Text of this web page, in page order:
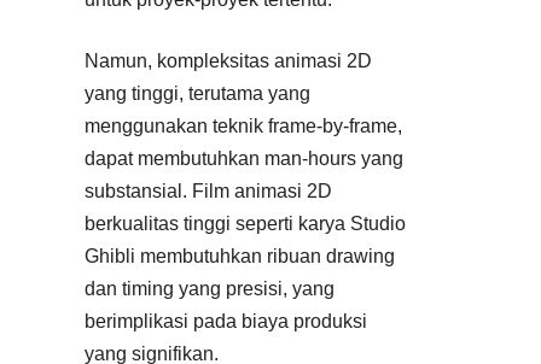
Namun, kompleksitas animasi 2D
yang tinggi, terutama yang
menggunakan teknik frame-by-frame,
dapat membutuhkan man-hours yang
substansial. Film animasi 2D
berkualitas tinggi seperti karya Studio
Ghibli membutuhkan ribuan drawing
dan timing yang presisi, yang
berimplikasi pada biaya produksi
yang signifikan.